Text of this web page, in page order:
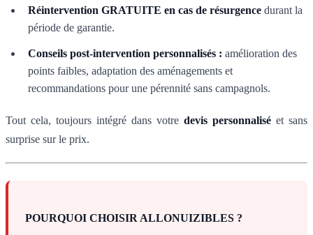
Réintervention GRATUITE en cas de résurgence durant la
période de garantie.
Conseils post-intervention personnalisés : amélioration des
points faibles, adaptation des aménagements et
recommandations pour une pérennité sans campagnols.
Tout cela, toujours intégré dans votre devis personnalisé et sans
surprise sur le prix.
POURQUOI CHOISIR ALLONUIZIBLES ?